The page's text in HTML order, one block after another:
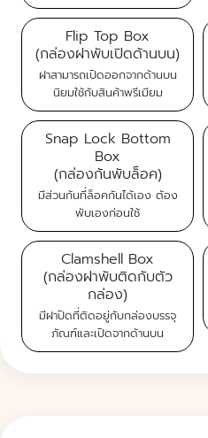
Flip Top Box
(กล่องฝาพับเปิดด้านบน)
ฝาสามารถเปิดออกจากด้านบน
นิยมใช้กับสินค้าพรีเมียม
Snap Lock Bottom
Box
(กล่องก้นพับล็อค)
มีส่วนก้นที่ล็อคกันได้เอง ต้อง
พับเองก่อนใช้
Clamshell Box
(กล่องฝาพับติดกับตัว
กล่อง)
มีฝาปิดที่ติดอยู่กับกล่องบรรจุ
ภัณฑ์และเปิดจากด้านบน